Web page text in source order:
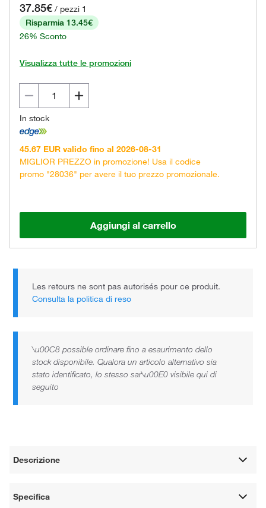
37.85€ / pezzi 1
Risparmia 13.45€
26% Sconto
Visualizza tutte le promozioni
In stock
45.67 EUR valido fino al 2026-08-31
MIGLIOR PREZZO in promozione! Usa il codice
promo "28036" per avere il tuo prezzo promozionale.
Aggiungi al carrello
Les retours ne sont pas autorisés pour ce produit.
Consulta la politica di reso
\u00C8 possible ordinare fino a esaurimento dello
stock disponibile. Qualora un articolo alternativo sia
stato identificato, lo stesso sar\u00E0 visibile qui di
seguito
Descrizione
Specifica